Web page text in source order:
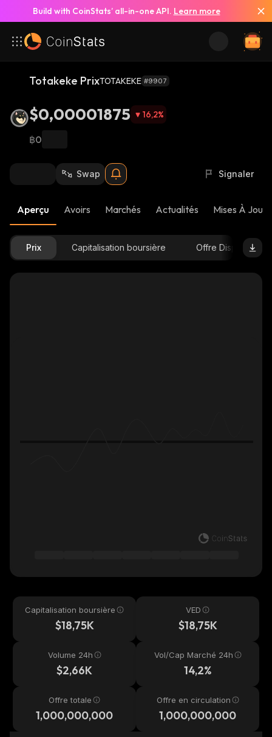
Build with CoinStats’ all-in-one API. Learn more
Totakeke PrixTOTAKEKE #9907
$0,00001875 16,2%
฿0
Swap Signaler
Aperçu Avoirs Marchés Actualités Mises À Jour
Prix Capitalisation boursière Offre Disponible
Capitalisation boursière
$18,75K
VED
$18,75K
Volume 24h
$2,66K
Vol/Cap Marché 24h
14,2%
Offre totale
1,000,000,000
Offre en circulation
1,000,000,000